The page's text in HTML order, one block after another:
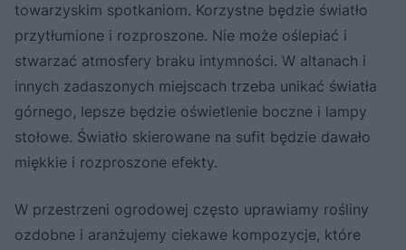
towarzyskim spotkaniom. Korzystne będzie światło
przytłumione i rozproszone. Nie może oślepiać i
stwarzać atmosfery braku intymności. W altanach i
innych zadaszonych miejscach trzeba unikać światła
górnego, lepsze będzie oświetlenie boczne i lampy
stołowe. Światło skierowane na sufit będzie dawało
miękkie i rozproszone efekty.
W przestrzeni ogrodowej często uprawiamy rośliny
ozdobne i aranżujemy ciekawe kompozycje, które